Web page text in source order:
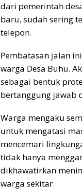
dari pemerintah
baru, sudah sering
telepon.
Pembatasan jalan
warga Desa Buhu.
sebagai bentuk
bertanggung jawab
Warga mengaku
untuk mengatasi
mencemari
tidak hanya
dikhawatirkan
warga sekitar.